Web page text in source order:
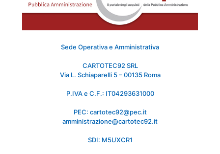
Sede Operativa e Amministrativa
CARTOTEC92 SRL
Via L. Schiaparelli 5 – 00135 Roma
P.IVA e C.F.: IT04293631000
PEC: cartotec92@pec.it
amministrazione@cartotec92.it
SDI: M5UXCR1